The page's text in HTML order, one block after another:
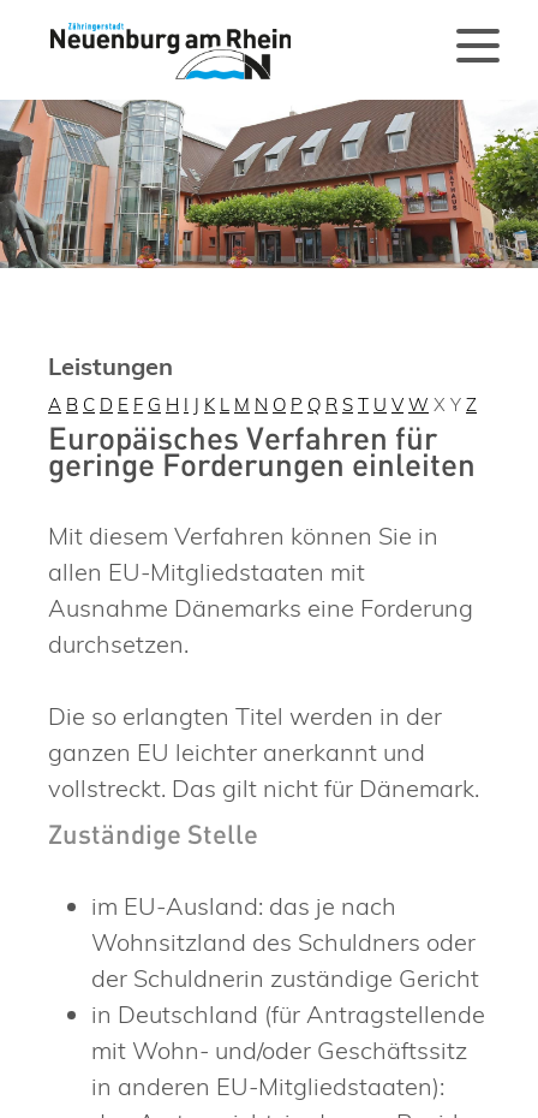
Leistungen
A B C D E F G H I J K L M N O P Q R S T U V W X Y Z
Europäisches Verfahren für
geringe Forderungen einleiten
Mit diesem Verfahren können Sie in
allen EU-Mitgliedstaaten mit
Ausnahme Dänemarks eine Forderung
durchsetzen.
Die so erlangten Titel werden in der
ganzen EU leichter anerkannt und
vollstreckt. Das gilt nicht für Dänemark.
Zuständige Stelle
im EU-Ausland: das je nach
Wohnsitzland des Schuldners oder
der Schuldnerin zuständige Gericht
in Deutschland (für Antragstellende
mit Wohn- und/oder Geschäftssitz
in anderen EU-Mitgliedstaaten):